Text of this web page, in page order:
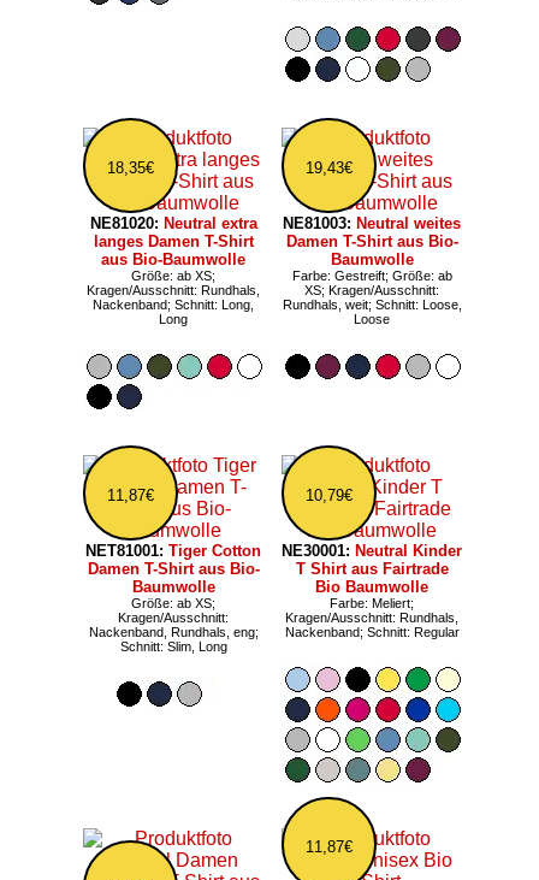
18,35€
NE81020: Neutral extra
langes Damen T-Shirt
aus Bio-Baumwolle
Größe: ab XS;
Kragen/Ausschnitt: Rundhals,
Nackenband; Schnitt: Long,
Long
19,43€
NE81003: Neutral weites
Damen T-Shirt aus Bio-
Baumwolle
Farbe: Gestreift; Größe: ab
XS; Kragen/Ausschnitt:
Rundhals, weit; Schnitt: Loose,
Loose
11,87€
NET81001: Tiger Cotton
Damen T-Shirt aus Bio-
Baumwolle
Größe: ab XS;
Kragen/Ausschnitt:
Nackenband, Rundhals, eng;
Schnitt: Slim, Long
10,79€
NE30001: Neutral Kinder
T Shirt aus Fairtrade
Bio Baumwolle
Farbe: Meliert;
Kragen/Ausschnitt: Rundhals,
Nackenband; Schnitt: Regular
11,87€